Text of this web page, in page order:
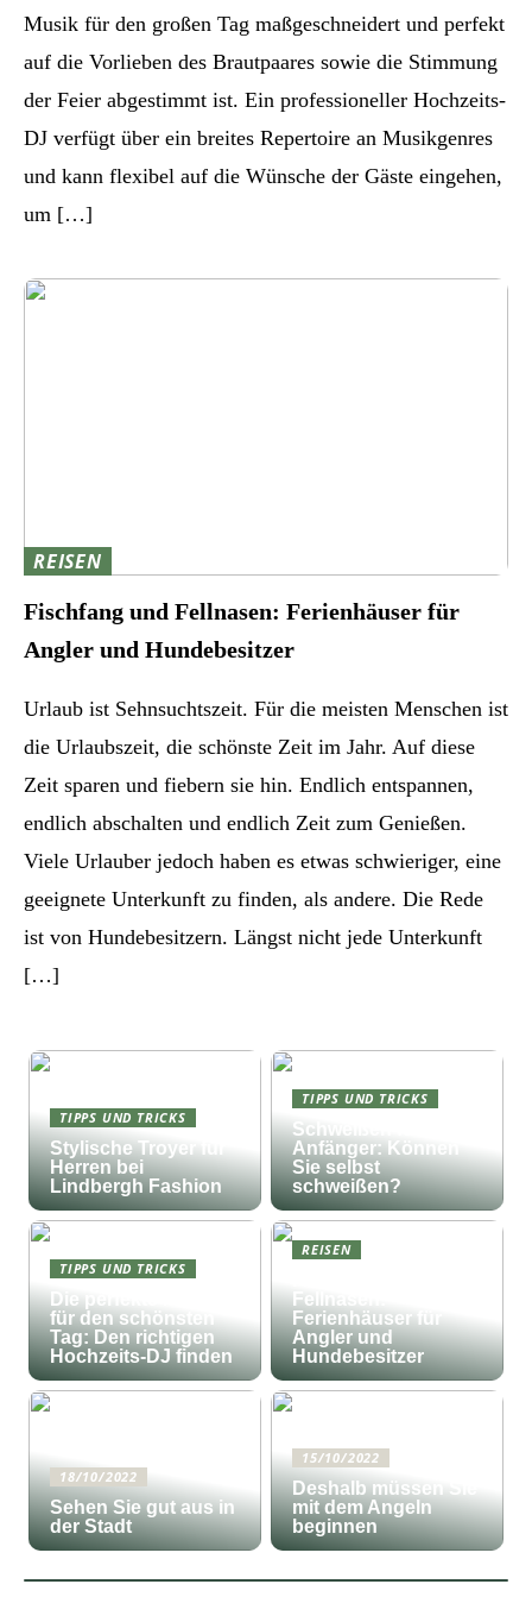
Musik für den großen Tag maßgeschneidert und perfekt
auf die Vorlieben des Brautpaares sowie die Stimmung
der Feier abgestimmt ist. Ein professioneller Hochzeits-
DJ verfügt über ein breites Repertoire an Musikgenres
und kann flexibel auf die Wünsche der Gäste eingehen,
um […]
REISEN
Fischfang und Fellnasen: Ferienhäuser für
Angler und Hundebesitzer
Urlaub ist Sehnsuchtszeit. Für die meisten Menschen ist
die Urlaubszeit, die schönste Zeit im Jahr. Auf diese
Zeit sparen und fiebern sie hin. Endlich entspannen,
endlich abschalten und endlich Zeit zum Genießen.
Viele Urlauber jedoch haben es etwas schwieriger, eine
geeignete Unterkunft zu finden, als andere. Die Rede
ist von Hundebesitzern. Längst nicht jede Unterkunft
[…]
TIPPS UND TRICKS
Stylische Troyer für
Herren bei
Lindbergh Fashion
TIPPS UND TRICKS
Schweißen für
Anfänger: Können
Sie selbst
schweißen?
TIPPS UND TRICKS
Die perfekte Musik
für den schönsten
Tag: Den richtigen
Hochzeits-DJ finden
REISEN
Fellnasen:
Ferienhäuser für
Angler und
Hundebesitzer
18/10/2022
Sehen Sie gut aus in
der Stadt
15/10/2022
Deshalb müssen Sie
mit dem Angeln
beginnen